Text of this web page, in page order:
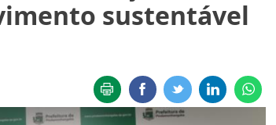
sustentável